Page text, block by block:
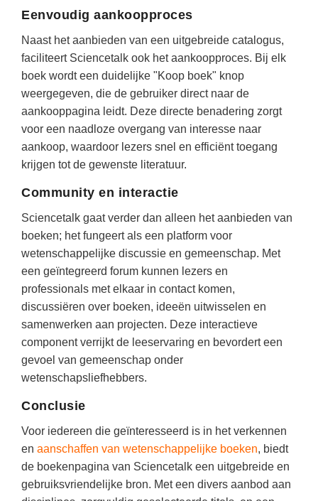
Startpagina onderwijs
Tweede Wereldoorlog
Studieschuld & Hypotheek
Middelbare school niveaus
Studenten laptop
Docentenplein nieuwsbrief
Nieuwsbrief archief
Onderwijs CV
Schoolvakanties
Huiswerkbegeleiding
Huiswerkbegeleider zoeken
Huiswerkbegeleider worden
Eenvoudig aankoopproces
Naast het aanbieden van een uitgebreide catalogus,
faciliteert Sciencetalk ook het aankoopproces. Bij elk
boek wordt een duidelijke "Koop boek" knop
weergegeven, die de gebruiker direct naar de
aankooppagina leidt. Deze directe benadering zorgt
voor een naadloze overgang van interesse naar
aankoop, waardoor lezers snel en efficiënt toegang
krijgen tot de gewenste literatuur.
Community en interactie
Sciencetalk gaat verder dan alleen het aanbieden van
boeken; het fungeert als een platform voor
wetenschappelijke discussie en gemeenschap. Met
een geïntegreerd forum kunnen lezers en
professionals met elkaar in contact komen,
discussiëren over boeken, ideeën uitwisselen en
samenwerken aan projecten. Deze interactieve
component verrijkt de leeservaring en bevordert een
gevoel van gemeenschap onder
wetenschapsliefhebbers.
Conclusie
Voor iedereen die geïnteresseerd is in het verkennen
en aanschaffen van wetenschappelijke boeken, biedt
de boekenpagina van Sciencetalk een uitgebreide en
gebruiksvriendelijke bron. Met een divers aanbod aan